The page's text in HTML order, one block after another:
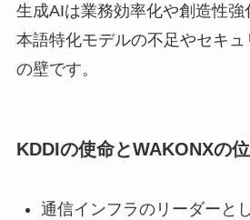
生成AIは業務効率化や創造性強
本語特化モデルの不足やセキュ
の壁です。
KDDIの使命とWAKONXの
通信インフラのリーダーと